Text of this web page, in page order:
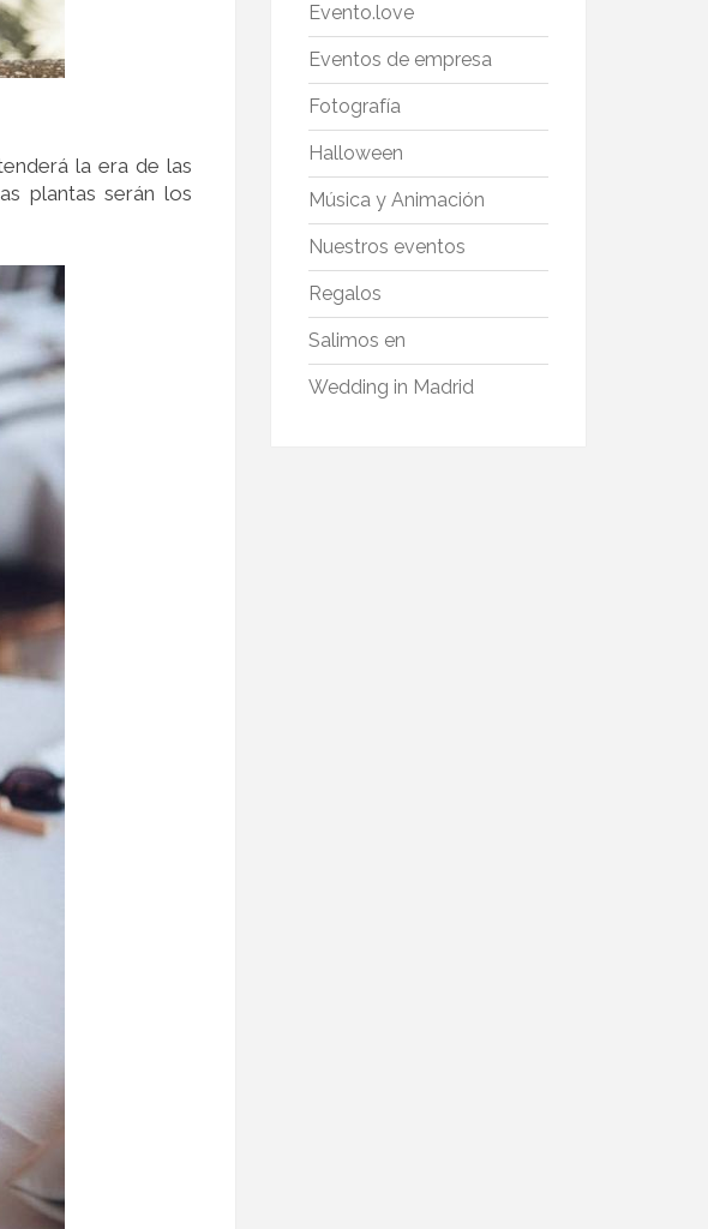
la era de las
plantas serán los
Evento.love
Eventos de empresa
Fotografía
Halloween
Música y Animación
Nuestros eventos
Regalos
Salimos en
Wedding in Madrid